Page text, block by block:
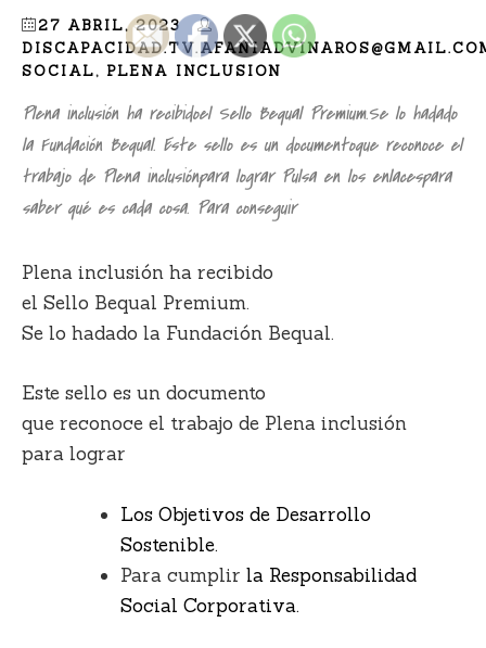
27 ABRIL, 2023
SOCIAL, PLENA INCLUSION
Plena inclusión ha recibidoel Sello Bequal Premium.Se lo hadado
la Fundación Bequal. Este sello es un documentoque reconoce el
trabajo de Plena inclusiónpara lograr Pulsa en los enlacespara
saber qué es cada cosa. Para conseguir
Plena inclusión ha recibido
el Sello Bequal Premium.
Se lo hadado la Fundación Bequal.
Este sello es un documento
que reconoce el trabajo de Plena inclusión
para lograr
Los Objetivos de Desarrollo
Sostenible.
Para cumplir la Responsabilidad
Social Corporativa.